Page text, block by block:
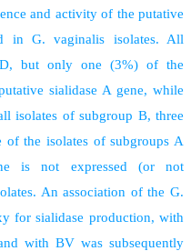
and activity of the putative
in G. vaginalis isolates. All
but only one (3%) of the
sialidase A gene, while
isolates of subgroup B, three
of the isolates of subgroups A
is not expressed (or not
An association of the G.
for sialidase production, with
with BV was subsequently